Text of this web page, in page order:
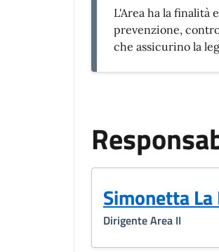
L'Area ha la finalità
prevenzione,
che assicurino la
Simonetta La
Dirigente Area II